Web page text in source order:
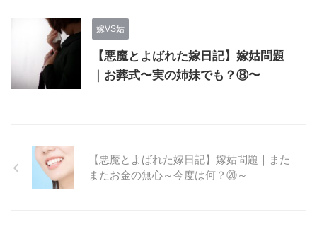
嫁VS姑
【悪魔とよばれた嫁日記】嫁姑問題
｜お葬式〜実の姉妹でも？⑧〜
【悪魔とよばれた嫁日記】嫁姑問題｜また
またお金の無心～今度は何？⑳～